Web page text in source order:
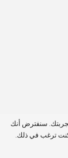
سنفترض أنك
كنت ترغب في ذلك.